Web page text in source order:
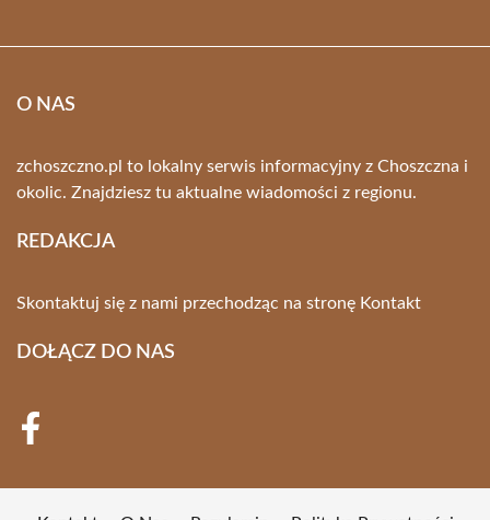
O NAS
zchoszczno.pl to lokalny serwis informacyjny z Choszczna i
okolic. Znajdziesz tu aktualne wiadomości z regionu.
REDAKCJA
Skontaktuj się z nami przechodząc na stronę Kontakt
DOŁĄCZ DO NAS